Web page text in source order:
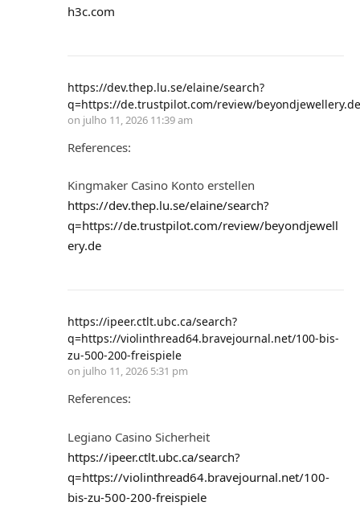
h3c.com
https://dev.thep.lu.se/elaine/search?
q=https://de.trustpilot.com/review/beyondjewellery.de
on julho 11, 2026 11:39 am
References:
Kingmaker Casino Konto erstellen
https://dev.thep.lu.se/elaine/search?
q=https://de.trustpilot.com/review/beyondjewell
ery.de
https://ipeer.ctlt.ubc.ca/search?
q=https://violinthread64.bravejournal.net/100-bis-
zu-500-200-freispiele
on julho 11, 2026 5:31 pm
References:
Legiano Casino Sicherheit
https://ipeer.ctlt.ubc.ca/search?
q=https://violinthread64.bravejournal.net/100-
bis-zu-500-200-freispiele